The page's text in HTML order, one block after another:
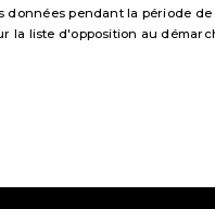
données pendant la période
la liste d'opposition au